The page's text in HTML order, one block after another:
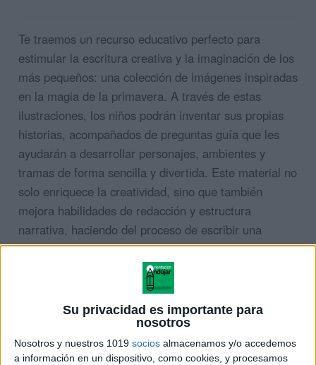
Su privacidad es importante para
nosotros
Nosotros y nuestros 1019 socios almacenamos y/o accedemos
a información en un dispositivo, como cookies, y procesamos
Te traemos un recurso educativo perfecto para
estimular la escritura creativa y la imaginación de los
más pequeños: una colección de imágenes inspiradas
en la magia de la primavera. A través de estas
ilustraciones, los niños podrán inventar sus propias
historias, acompañados de preguntas guía que les
ayudarán a desarrollar personajes, ambientes y
tramas de forma sencilla y divertida. Este material no
solo enriquece la creatividad, sino que también
mejora habilidades de redacción y estructura
narrativa, haciendo del proceso de escribir una
experiencia amena y significativa.